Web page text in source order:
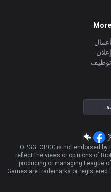
More
أعمال
إعلان
توظيف
OP.GG. OP.GG is not endorsed
reflect the views or opinions of
producing or managing League
Games are trademarks or registered